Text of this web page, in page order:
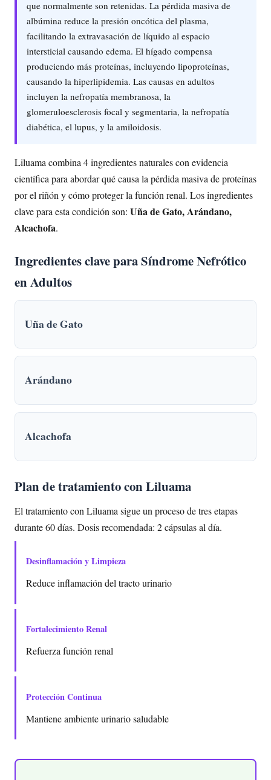
que normalmente son retenidas. La pérdida masiva de
albúmina reduce la presión oncótica del plasma,
facilitando la extravasación de líquido al espacio
intersticial causando edema. El hígado compensa
produciendo más proteínas, incluyendo lipoproteínas,
causando la hiperlipidemia. Las causas en adultos
incluyen la nefropatía membranosa, la
glomeruloesclerosis focal y segmentaria, la nefropatía
diabética, el lupus, y la amiloidosis.
Liluama combina 4 ingredientes naturales con evidencia
científica para abordar qué causa la pérdida masiva de proteínas
por el riñón y cómo proteger la función renal. Los ingredientes
clave para esta condición son: Uña de Gato, Arándano,
Alcachofa.
Ingredientes clave para Síndrome Nefrótico
en Adultos
Uña de Gato
Arándano
Alcachofa
Plan de tratamiento con Liluama
El tratamiento con Liluama sigue un proceso de tres etapas
durante 60 días. Dosis recomendada: 2 cápsulas al día.
Desinflamación y Limpieza
Reduce inflamación del tracto urinario
Fortalecimiento Renal
Refuerza función renal
Protección Continua
Mantiene ambiente urinario saludable